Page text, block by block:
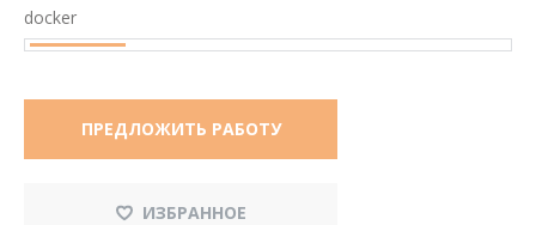
docker
ПРЕДЛОЖИТЬ РАБОТУ
ИЗБРАННОЕ